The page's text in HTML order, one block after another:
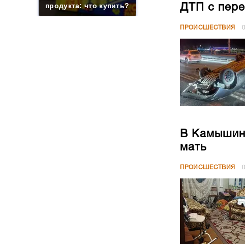
продукта: что купить?
ДТП с
ПРОИСШЕСТВИЯ
В
мать
ПРОИСШЕСТВИЯ